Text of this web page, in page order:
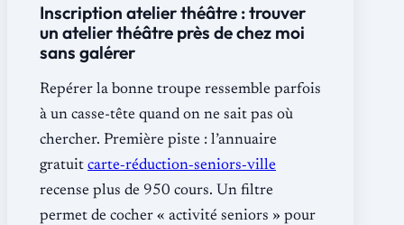
Inscription atelier théâtre : trouver
un atelier théâtre près de chez moi
sans galérer
Repérer la bonne troupe ressemble parfois
à un casse-tête quand on ne sait pas où
chercher. Première piste : l’annuaire
gratuit carte‐réduction‐seniors‐ville
recense plus de 950 cours. Un filtre
permet de cocher « activité seniors » pour